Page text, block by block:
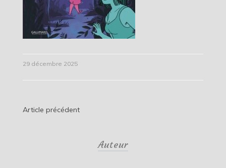
29 décembre 2025
Navigation
Article précédent
Auteur